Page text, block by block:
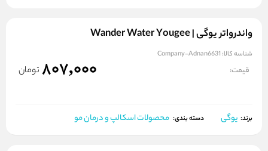
واندرواتر یوگی | Wander Water Yougee
شناسه کالا: Company-Adnan6631
قیمت: 807,000 تومان
برند: یوگی دسته بندی: محصولات اسکالپ و درمان مو